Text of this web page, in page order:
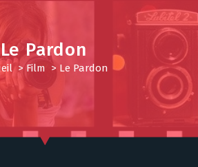
Le Pardon
>Film > Le Pardon